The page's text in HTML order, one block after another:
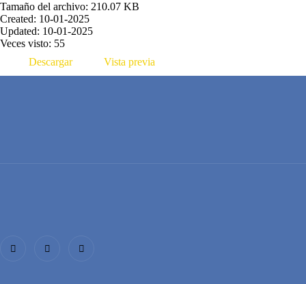
Tamaño del archivo: 210.07 KB
Created: 10-01-2025
Updated: 10-01-2025
Veces visto: 55
Descargar
Vista previa